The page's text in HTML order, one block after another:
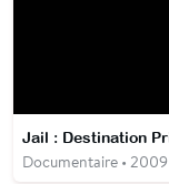
Jail : Destination
Documentaire • 2009